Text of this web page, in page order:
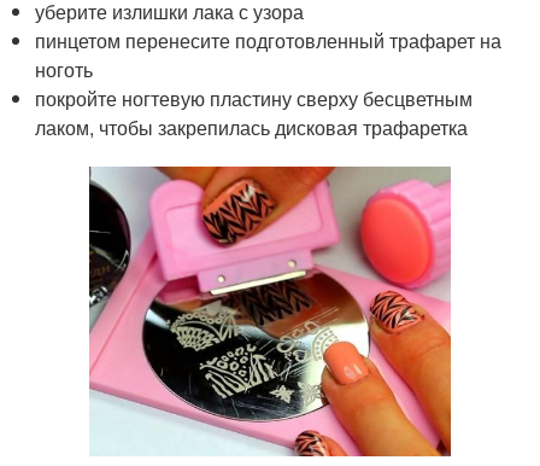
уберите излишки лака с узора
пинцетом перенесите подготовленный трафарет на
ноготь
покройте ногтевую пластину сверху бесцветным
лаком, чтобы закрепилась дисковая трафаретка